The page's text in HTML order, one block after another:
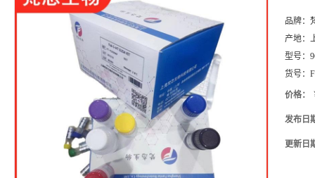
品牌：
产地：
型号：
货号：
价格：
发布日
更新日